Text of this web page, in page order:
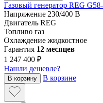
Газовый генератор REG
Напряжение 230/400 В
Двигатель REG
Топливо газ
Охлаждение жидкостное
Гарантия 12 месяцев
1 247 400 ₽
Нашли дешевле?
В корзину В корзине